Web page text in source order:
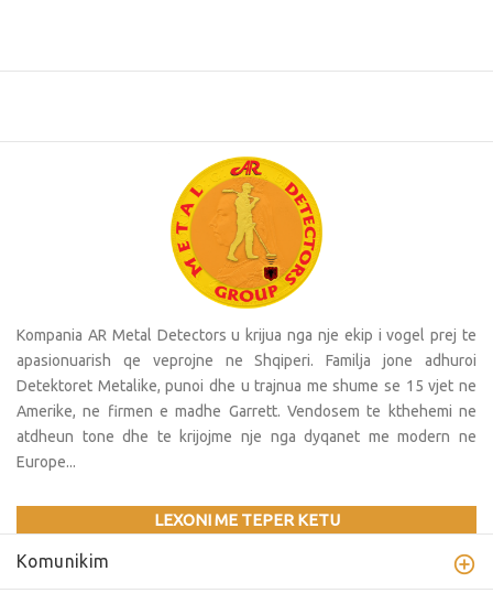
Kompania AR Metal Detectors u krijua nga nje ekip i vogel prej te
apasionuarish qe veprojne ne Shqiperi. Familja jone adhuroi
Detektoret Metalike, punoi dhe u trajnua me shume se 15 vjet ne
Amerike, ne firmen e madhe Garrett. Vendosem te kthehemi ne
atdheun tone dhe te krijojme nje nga dyqanet me modern ne
Europe...
LEXONI ME TEPER KETU
Komunikim